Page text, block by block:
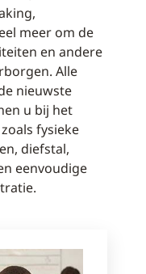
meer om de
en andere
Alle
nieuwste
u bij het
fysieke
diefstal,
eenvoudige